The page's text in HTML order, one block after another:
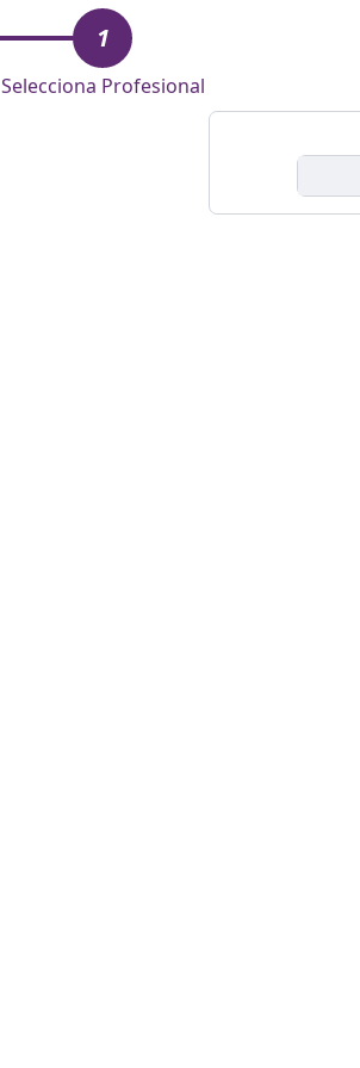
1
Selecciona Profesional